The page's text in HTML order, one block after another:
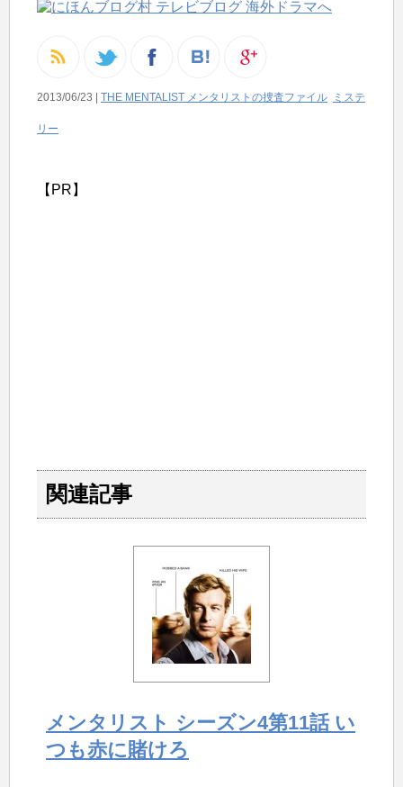
2013/06/23 | THE MENTALIST メンタリストの捜査ファイル ミステ
リー
【PR】
関連記事
メンタリスト シーズン4第11話 い
つも赤に賭けろ